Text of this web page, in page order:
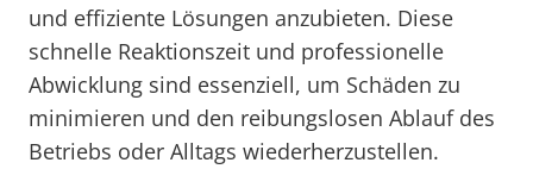
und effiziente Lösungen anzubieten. Diese
schnelle Reaktionszeit und professionelle
Abwicklung sind essenziell, um Schäden zu
minimieren und den reibungslosen Ablauf des
Betriebs oder Alltags wiederherzustellen.